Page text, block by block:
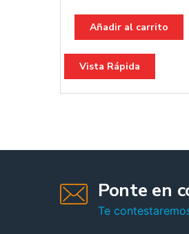
Añadir al carrito
Vista Rápida
Ponte en
Te